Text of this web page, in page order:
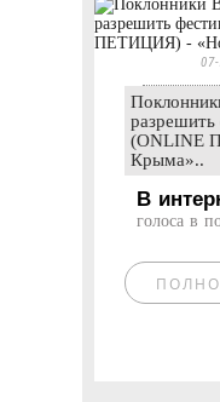
(ONLINE
Крыма»..
В
голоса в